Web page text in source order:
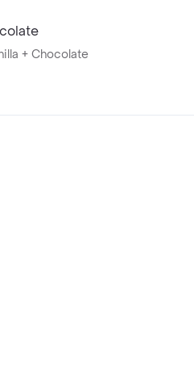
+ Chocolate